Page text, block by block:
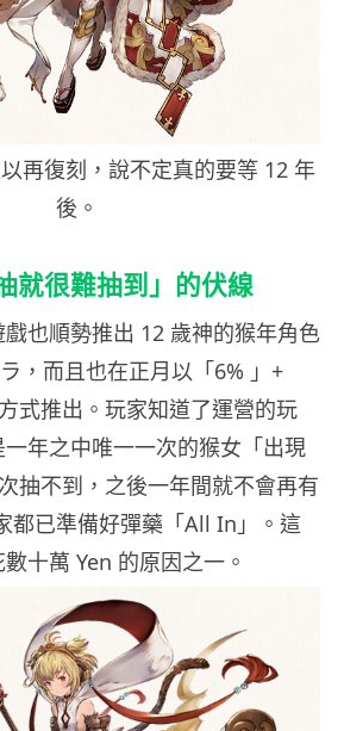
再復刻，說不定真的要等 12 年
後。
就很難抽到」的伏線
也順勢推出 12 歲神的猴年角色
，而且也在正月以「6% 」+
式推出。玩家知道了運營的玩
年之中唯一一次的猴女「出現
抽不到，之後一年間就不會再有
都已準備好彈藥「All In」。這
十萬 Yen 的原因之一。